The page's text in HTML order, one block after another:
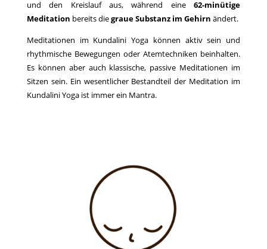
und den Kreislauf aus, während eine62-minütige
Meditation bereits diegraue Substanz im Gehirn ändert.
Meditationen im Kundalini Yoga können aktiv sein und
rhythmische Bewegungen oder Atemtechniken beinhalten.
Es können aber auch klassische, passive Meditationen im
Sitzen sein. Ein wesentlicher Bestandteil der Meditation im
Kundalini Yoga ist immer ein Mantra.